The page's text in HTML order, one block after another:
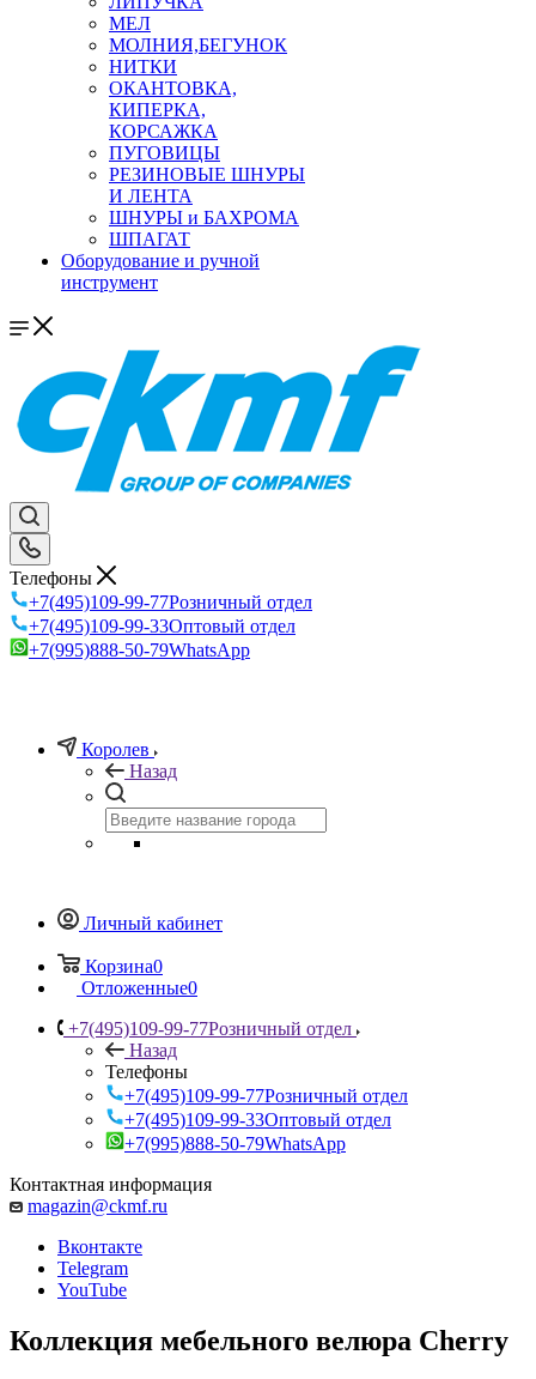
МЕЛ
МОЛНИЯ,БЕГУНОК
НИТКИ
ОКАНТОВКА,
КИПЕРКА,
КОРСАЖКА
ПУГОВИЦЫ
РЕЗИНОВЫЕ ШНУРЫ
И ЛЕНТА
ШНУРЫ и БАХРОМА
ШПАГАТ
Оборудование и ручной
инструмент
Телефоны
+7(495)109-99-77Розничный отдел
+7(495)109-99-33Оптовый отдел
+7(995)888-50-79WhatsApp
Королев
Назад
Личный кабинет
Корзина0
Отложенные0
+7(495)109-99-77Розничный отдел
Назад
Телефоны
+7(495)109-99-77Розничный отдел
+7(495)109-99-33Оптовый отдел
+7(995)888-50-79WhatsApp
Контактная информация
magazin@ckmf.ru
Вконтакте
Telegram
YouTube
Коллекция мебельного велюра Cherry